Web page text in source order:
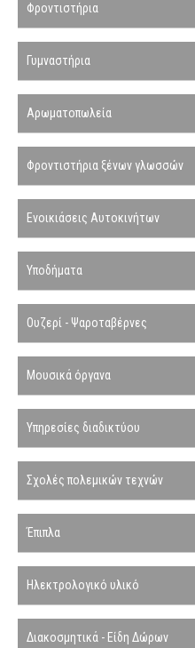
Φροντιστήρια
Γυμναστήρια
Αρωματοπωλεία
Φροντιστήρια ξένων γλωσσών
Ενοικιάσεις Αυτοκινήτων
Υποδήματα
Ουζερί - Ψαροταβέρνες
Μουσικά όργανα
Υπηρεσίες διαδικτύου
Σχολές πολεμικών τεχνών
Έπιπλα
Ηλεκτρολογικό υλικό
Διακοσμητικά - Είδη Δώρων